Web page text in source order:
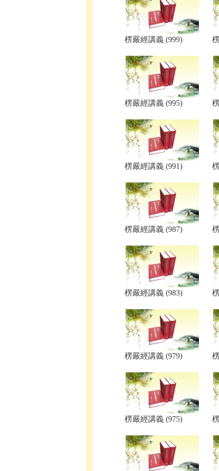
楞嚴經講義 (999)
楞嚴經講義 (995)
楞嚴經講義 (991)
楞嚴經講義 (987)
楞嚴經講義 (983)
楞嚴經講義 (979)
楞嚴經講義 (975)